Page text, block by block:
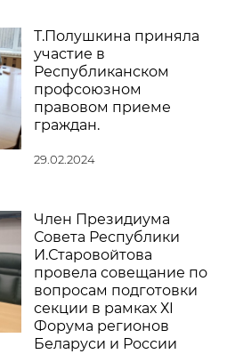
Т.Полушкина приняла
участие в
Республиканском
профсоюзном
правовом приеме
граждан.
29.02.2024
Член Президиума
Совета Республики
И.Старовойтова
провела совещание по
вопросам подготовки
секции в рамках ХI
Форума регионов
Беларуси и России